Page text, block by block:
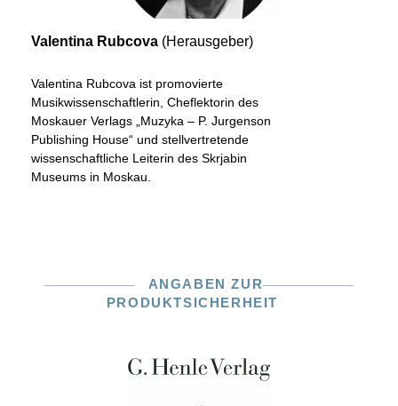
Valentina Rubcova (Herausgeber)
Valentina Rubcova ist promovierte
Musikwissenschaftlerin, Cheflektorin des
Moskauer Verlags „Muzyka – P. Jurgenson
Publishing House“ und stellvertretende
wissenschaftliche Leiterin des Skrjabin
Museums in Moskau.
ANGABEN ZUR
PRODUKTSICHERHEIT